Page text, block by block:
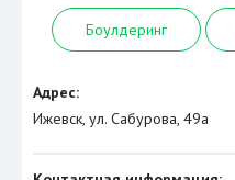
Боулдеринг
Адрес:
Ижевск, ул. Сабурова, 49а